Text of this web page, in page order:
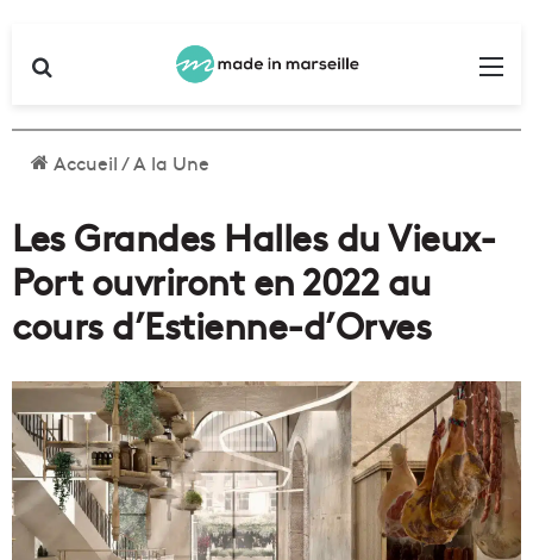
Accueil/A la Une
Les Grandes Halles du Vieux-
Port ouvriront en 2022 au
cours d’Estienne-d’Orves